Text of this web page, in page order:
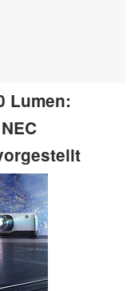
Lumen: